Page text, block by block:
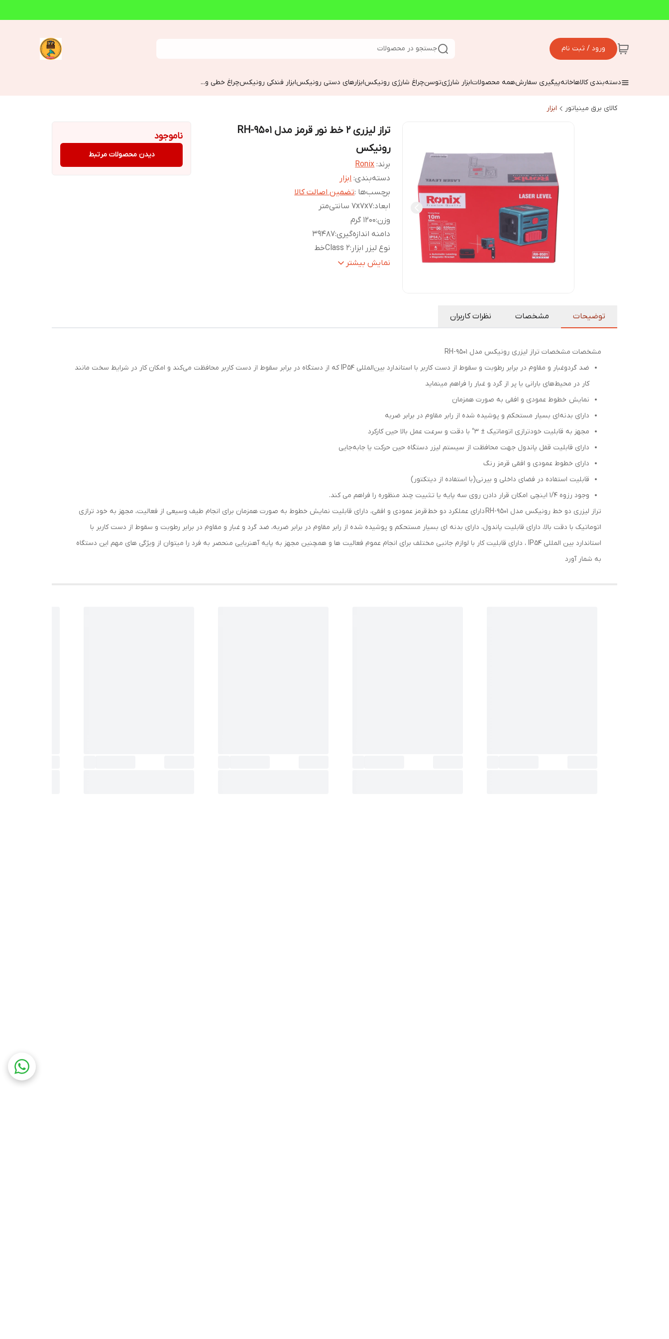
ورود / ثبت نام جستجو در محصولات
دسته‌بندی کالاهاخانهپیگیری سفارشهمه محصولاتابزار شارژیتوسنچراغ شارژی رونیکسابزارهای دستی رونیکسابزار فندکی رونیکسچراغ خطی و...
کالای برق مینیاتور ابزار
تراز لیزری 2 خط نور قرمز مدل RH-9501
رونیکس
برند: Ronix
دسته‌بندی:ابزار
برچسب‌ها :تضمین اصالت کالا
ابعاد:7x7x7 سانتی‌متر
وزن:1200 گرم
دامنه اندازه‌گیری:
39487
نوع لیزر ابزار :Class 2خط
نوع ابزار اندازه‌گیری
نمایش بیشتر
ناموجود
دیدن محصولات مرتبط
توضیحات مشخصات نظرات کاربران
مشخصات مشخصات تراز لیزری رونیکس مدل RH-9501
ضد گردوغبار و مقاوم در برابر رطوبت و سقوط از دست کاربر با استاندارد بین‌المللی IP54 که از دستگاه در برابر سقوط از دست کاربر محافظت می‌کند و امکان کار در شرایط سخت مانند
کار در محیط‌های بارانی یا پر از گرد و غبار را فراهم مینماید
نمایش خطوط عمودی و افقی به صورت همزمان
دارای بدنه‌ای بسیار مستحکم و پوشیده شده از رابر مقاوم در برابر ضربه
مجهز به قابلیت خودترازی اتوماتیک ± 3° با دقت و سرعت عمل بالا حین کارکرد
دارای قابلیت قفل پاندول جهت محافظت از سیستم لیزر دستگاه حین حرکت یا جابه‌جایی
دارای خطوط عمودی و افقی قرمز رنگ
قابلیت استفاده در فضای داخلی و بیرنی(با استفاده از دیتکتور)
وجود رزوه 1/4 اینچی امکان قرار دادن روی سه پایه یا تثبیت چند منظوره را فراهم می کند.
تراز لیزری دو خط رونیکس مدل RH-9501 دارای عملکرد دو خط قرمز عمودی و افقی، دارای قابلیت نمایش خطوط به صورت همزمان برای انجام طیف وسیعی از فعالیت، مجهز به خود ترازی
اتوماتیک با دقت بالا، دارای قابلیت پاندول، دارای بدنه ای بسیار مستحکم و پوشیده شده از رابر مقاوم در برابر ضربه، ضد گرد و غبار و مقاوم در برابر رطوبت و سقوط از دست کاربر با
استاندارد بین المللی IP54 ، دارای قابلیت کار با لوازم جانبی مختلف برای انجام عموم فعالیت ها و همچنین مجهز به پایه آهنربایی منحصر به فرد را میتوان از ویژگی های مهم این دستگاه
به شمار آورد